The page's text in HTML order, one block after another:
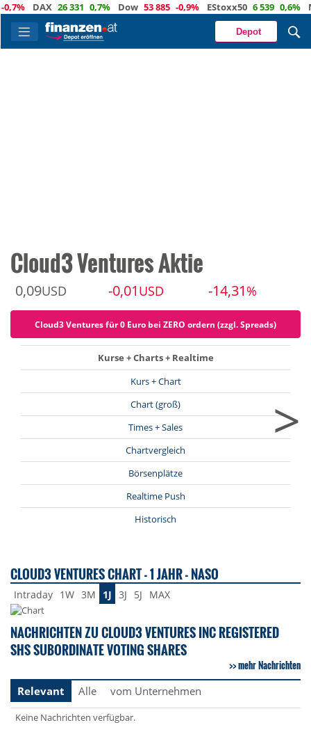
DAX 26 331 0,7% Dow 53 885 -0,9% EStoxx50 6 539 0,6%
Depot
Cloud3 Ventures Aktie
0,09USD -0,01 USD -14,31 %
Cloud3 Ventures für 0 Euro bei ZERO ordern (zzgl. Spreads)
Kurse + Charts + Realtime
Kurs + Chart
Chart (groß)
Times + Sales
Chartvergleich
Börsenplätze
Realtime Push
Historisch
>
CLOUD3 VENTURES CHART - 1 JAHR - NASO
Intraday 1W 3M 1J 3J 5J MAX
NACHRICHTEN ZU CLOUD3 VENTURES INC REGISTERED
SHS SUBORDINATE VOTING SHARES
mehr Nachrichten
Relevant
Alle vom Unternehmen
Keine Nachrichten verfügbar.